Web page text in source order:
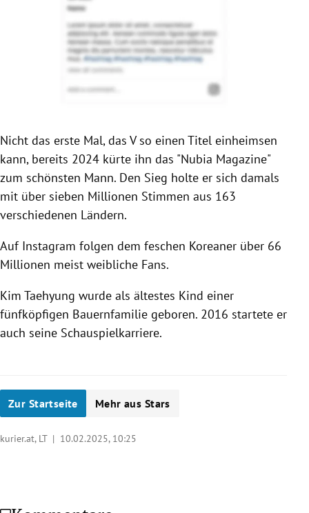
Nicht das erste Mal, das V so einen Titel einheimsen
kann, bereits 2024 kürte ihn das "Nubia Magazine"
zum schönsten Mann. Den Sieg holte er sich damals
mit über sieben Millionen Stimmen aus 163
verschiedenen Ländern.
Auf Instagram folgen dem feschen Koreaner über 66
Millionen meist weibliche Fans.
Kim Taehyung wurde als ältestes Kind einer
fünfköpfigen Bauernfamilie geboren. 2016 startete er
auch seine Schauspielkarriere.
Zur Startseite Mehr aus Stars
kurier.at, LT | 10.02.2025, 10:25